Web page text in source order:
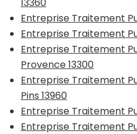
Entreprise Traitement
Entreprise Traitement
Entreprise Traitement
Provence 13300
Entreprise Traitement
Pins 13960
Entreprise Traitement
Entreprise Traitement